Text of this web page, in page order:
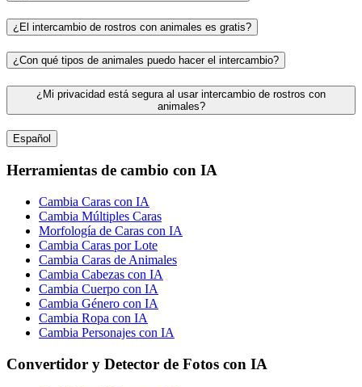
¿El intercambio de rostros con animales es gratis?
¿Con qué tipos de animales puedo hacer el intercambio?
¿Mi privacidad está segura al usar intercambio de rostros con
animales?
Español
Herramientas de cambio con IA
Cambia Caras con IA
Cambia Múltiples Caras
Morfología de Caras con IA
Cambia Caras por Lote
Cambia Caras de Animales
Cambia Cabezas con IA
Cambia Cuerpo con IA
Cambia Género con IA
Cambia Ropa con IA
Cambia Personajes con IA
Convertidor y Detector de Fotos con IA